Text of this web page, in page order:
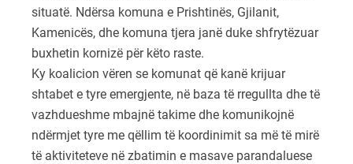
situatë. Ndërsa komuna e Prishtinës, Gjilanit,
Kamenicës, dhe komuna tjera janë duke shfrytëzuar
buxhetin kornizë për këto raste.
Ky koalicion vëren se komunat që kanë krijuar
shtabet e tyre emergjente, në baza të rregullta dhe të
vazhdueshme mbajnë takime dhe komunikojnë
ndërmjet tyre me qëllim të koordinimit sa më të mirë
të aktiviteteve në zbatimin e masave parandaluese